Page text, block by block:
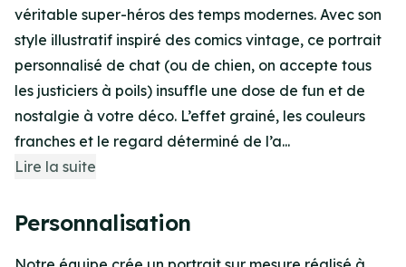
véritable super-héros des temps modernes. Avec son
style illustratif inspiré des comics vintage, ce portrait
personnalisé de chat (ou de chien, on accepte tous
les justiciers à poils) insuffle une dose de fun et de
nostalgie à votre déco. L’effet grainé, les couleurs
franches et le regard déterminé de l’a...
Lire la suite
Personnalisation